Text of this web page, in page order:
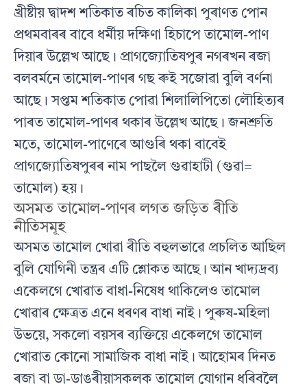
খ্রীষ্টীয় দ্বাদশ শতিকাত ৰচিত কালিকা পুৰাণত পোন
প্রথমবাৰৰ বাবে ধর্মীয় দক্ষিণা হিচাপে তামোল-পাণ
দিয়াৰ উল্লেখ আছে। প্ৰাগজ্যোতিষপুৰ নগৰখন ৰজা
বলবর্মনে তামোল-পাণৰ গছ ৰুই সজোৱা বুলি বর্ণনা
আছে। সপ্তম শতিকাত পোৱা শিলালিপিতো লৌহিত্যৰ
পাৰত তামোল-পাণৰ থকাৰ উল্লেখ আছে। জনশ্রুতি
মতে, তামোল-পাণেৰে আগুৰি থকা বাবেই
প্রাগজ্যোতিষপুৰৰ নাম পাছলৈ গুৱাহাটী (গুৱা=
তামোল) হয়।
অসমত তামোল-পাণৰ লগত জড়িত ৰীতি
নীতিসমূহ
অসমত তামোল খোৱা ৰীতি বহুলভাৱে প্ৰচলিত আছিল
বুলি যোগিনী তন্ত্রৰ এটি শ্লোকত আছে। আন খাদ্যদ্রব্য
একেলগে খোৱাত বাধা-নিষেধ থাকিলেও তামোল
খোৱাৰ ক্ষেত্ৰত এনে ধৰণৰ বাধা নাই। পুৰুষ-মহিলা
উভয়ে, সকলো বয়সৰ ব্যক্তিয়ে একেলগে তামোল
খোৱাত কোনো সামাজিক বাধা নাই। আহোমৰ দিনত
ৰজা বা ডা-ডাঙৰীয়াসকলক তামোল যোগান ধৰিবলৈ